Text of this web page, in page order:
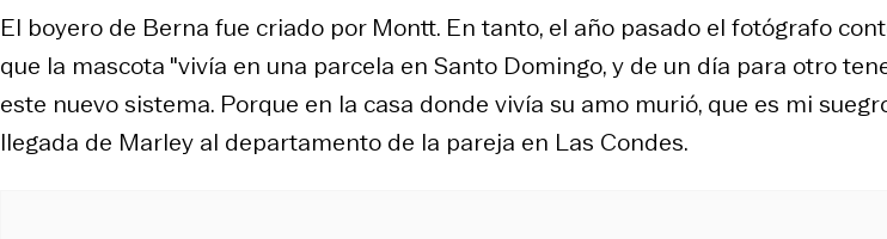
El boyero de Berna fue criado por Montt. En tanto, el año pasado el fotógrafo
que la mascota "vivía en una parcela en Santo Domingo, y de un día para otro
este nuevo sistema. Porque en la casa donde vivía su amo murió, que es mi
llegada de Marley al departamento de la pareja en Las Condes.